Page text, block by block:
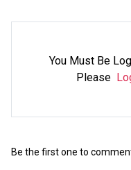
You Must Be
Please
Be the first one to